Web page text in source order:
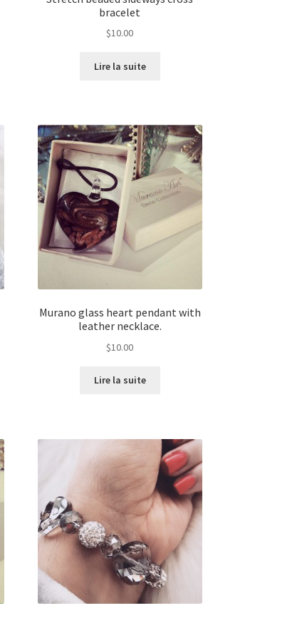
bracelet
$10.00
Lire la suite
Murano glass heart pendant with
leather necklace.
$10.00
Lire la suite